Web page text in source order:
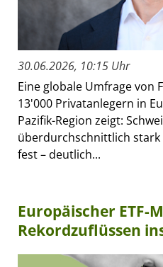
30.06.2026, 10:15 Uhr
Eine globale Umfrage
13'000 Privatanlegern in
Pazifik-Region zeigt:
überdurchschnittlich stark
fest – deutlich...
Europäischer
Rekordzuflüssen